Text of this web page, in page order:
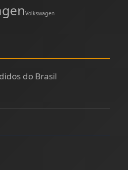
Volkswagen
do Brasil